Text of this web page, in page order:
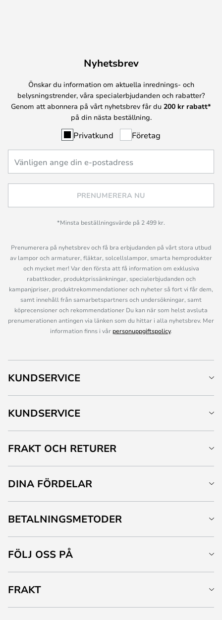
Nyhetsbrev
Önskar du information om aktuella inrednings- och
belysningstrender, våra specialerbjudanden och rabatter?
Genom att abonnera på vårt nyhetsbrev får du 200 kr rabatt*
på din nästa beställning.
Privatkund Företag
PRENUMERERA NU
*Minsta beställningsvärde på 2 499 kr.
Prenumerera på nyhetsbrev och få bra erbjudanden på vårt stora utbud
av lampor och armaturer, fläktar, solcellslampor, smarta hemprodukter
och mycket mer! Var den första att få information om exklusiva
rabattkoder, produktprissänkningar, specialerbjudanden och
kampanjpriser, produktrekommendationer och nyheter så fort vi får dem,
samt innehåll från samarbetspartners och undersökningar, samt
köprecensioner och rekommendationer Du kan när som helst avsluta
prenumerationen antingen via länken som du hittar i alla nyhetsbrev. Mer
information finns i vår personuppgiftspolicy.
KUNDSERVICE
KUNDSERVICE
FRAKT OCH RETURER
DINA FÖRDELAR
BETALNINGSMETODER
FÖLJ OSS PÅ
FRAKT